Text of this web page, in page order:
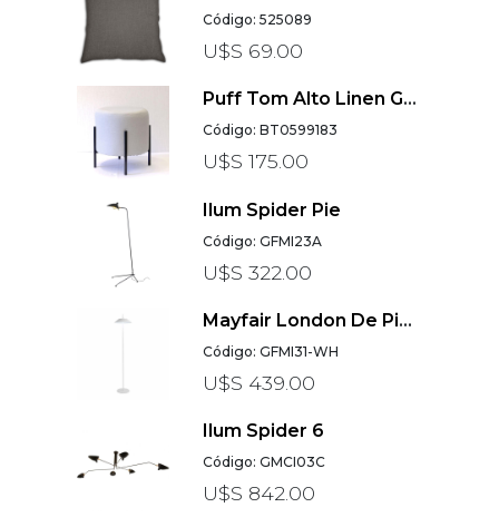
Código: 525089
U$S 69.00
Puff Tom Alto Linen Gris Claro
Código: BT0599183
U$S 175.00
Ilum Spider Pie
Código: GFMI23A
U$S 322.00
Mayfair London De Pie Blanco
Código: GFMI31-WH
U$S 439.00
Ilum Spider 6
Código: GMCI03C
U$S 842.00